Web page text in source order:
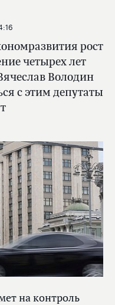
рост
четырех лет
Володин
с этим депутаты
на контроль